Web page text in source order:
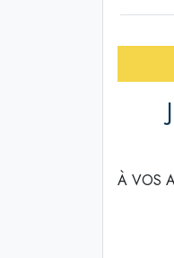
À VOS